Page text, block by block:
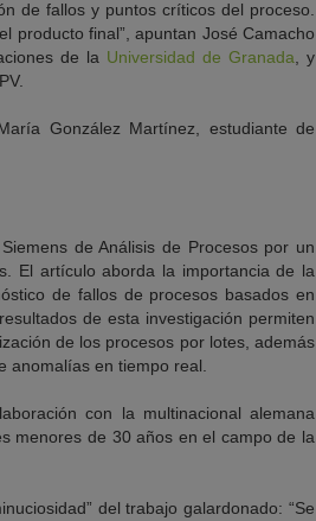
de fallos y puntos críticos del proceso.
producto final”, apuntan José Camacho
de la Universidad de Granada , y
González Martínez, estudiante de
de Análisis de Procesos por un
El artículo aborda la importancia de la
de fallos de procesos basados en
de esta investigación permiten
de los procesos por lotes, además
anomalías en tiempo real.
con la multinacional alemana
menores de 30 años en el campo de la
del trabajo galardonado: “Se